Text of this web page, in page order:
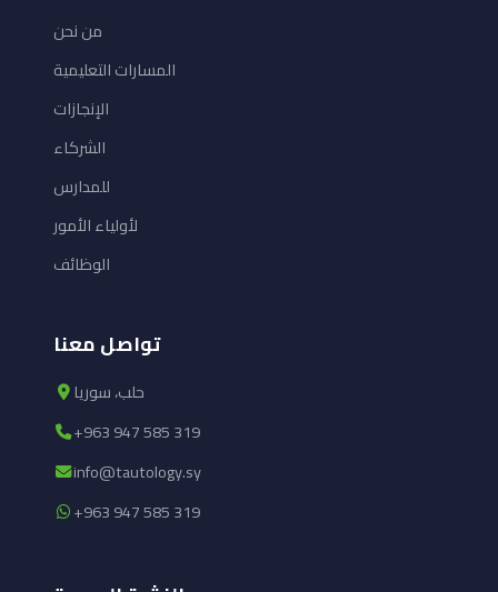
من نحن
المسارات التعليمية
الإنجازات
الشركاء
للمدارس
لأولياء الأمور
الوظائف
تواصل معنا
حلب، سوريا
+963 947 585 319
info@tautology.sy
+963 947 585 319